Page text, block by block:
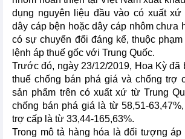
dụng nguyên liệu đầu vào có xuất xứ
dây cáp bện hoặc dây cáp nhôm chưa
có sự chuyển đổi đáng kể, thuộc
lệnh áp thuế gốc với Trung Quốc.
Trước đó, ngày 23/12/2019, Hoa Kỳ đã
thuế chống bán phá giá và chống trợ
sản phẩm trên có xuất xứ từ Trung
chống bán phá giá là từ 58,51-
trợ cấp là từ 33,44-165,63%.
Trong mô tả hàng hóa là đối tượng áp